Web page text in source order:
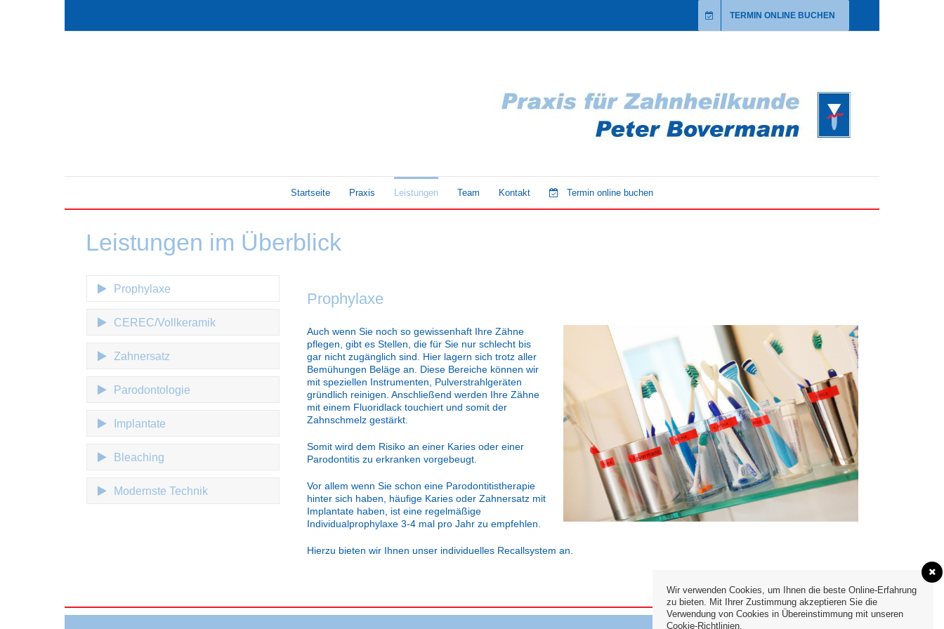
TERMIN ONLINE BUCHEN
Startseite Praxis Leistungen Team Kontakt Termin online buchen
Leistungen im Überblick
Prophylaxe
CEREC/Vollkeramik
Zahnersatz
Parodontologie
Implantate
Bleaching
Modernste Technik
Prophylaxe
Auch wenn Sie noch so gewissenhaft Ihre Zähne
pflegen, gibt es Stellen, die für Sie nur schlecht bis
gar nicht zugänglich sind. Hier lagern sich trotz aller
Bemühungen Beläge an. Diese Bereiche können wir
mit speziellen Instrumenten, Pulverstrahlgeräten
gründlich reinigen. Anschließend werden Ihre Zähne
mit einem Fluoridlack touchiert und somit der
Zahnschmelz gestärkt.
Somit wird dem Risiko an einer Karies oder einer
Parodontitis zu erkranken vorgebeugt.
Vor allem wenn Sie schon eine Parodontitistherapie
hinter sich haben, häufige Karies oder Zahnersatz mit
Implantate haben, ist eine regelmäßige
Individualprophylaxe 3-4 mal pro Jahr zu empfehlen.
Hierzu bieten wir Ihnen unser individuelles Recallsystem an.
Wir verwenden Cookies, um Ihnen die beste Online-Erfahrung
zu bieten. Mit Ihrer Zustimmung akzeptieren Sie die
Verwendung von Cookies in Übereinstimmung mit unseren
Cookie-Richtlinien.